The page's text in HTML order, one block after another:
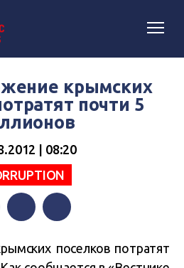
крымских
почти 5
| 08:20
поселков потратят